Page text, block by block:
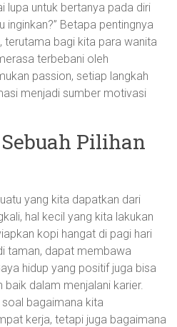
lupa untuk bertanya pada diri
inginkan?” Betapa pentingnya
terutama bagi kita para wanita
terbebani oleh
passion, setiap langkah
menjadi sumber motivasi
Pilihan
yang kita dapatkan dari
hal kecil yang kita lakukan
kopi hangat di pagi hari
taman, dapat membawa
hidup yang positif juga bisa
dalam menjalani karier.
bagaimana kita
kerja, tetapi juga bagaimana